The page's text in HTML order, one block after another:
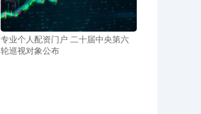
专业个人配资门户 二十届中央第六
轮巡视对象公布